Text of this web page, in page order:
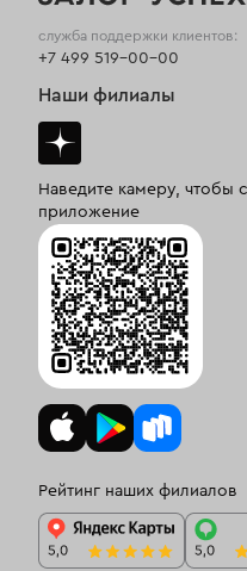
служба поддержки клиентов:
+7 499 519-00-00
Наши филиалы
Наведите камеру, чтобы
приложение
Рейтинг наших филиалов